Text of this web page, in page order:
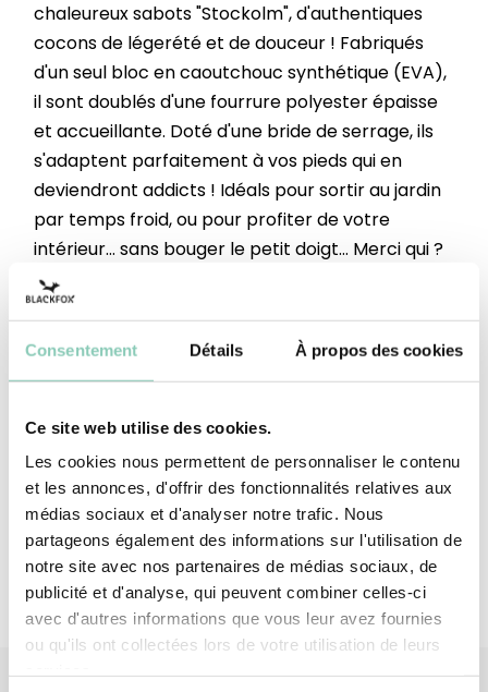
Consentement Détails À propos des cookies
Ce site web utilise des cookies.
Les cookies nous permettent de personnaliser le contenu
et les annonces, d'offrir des fonctionnalités relatives aux
médias sociaux et d'analyser notre trafic. Nous
partageons également des informations sur l'utilisation de
notre site avec nos partenaires de médias sociaux, de
publicité et d'analyse, qui peuvent combiner celles-ci
avec d'autres informations que vous leur avez fournies
ou qu'ils ont collectées lors de votre utilisation de leurs
chaleureux sabots "Stockolm", d'authentiques
cocons de légerété et de douceur ! Fabriqués
d'un seul bloc en caoutchouc synthétique (EVA),
il sont doublés d'une fourrure polyester épaisse
et accueillante. Doté d'une bride de serrage, ils
s'adaptent parfaitement à vos pieds qui en
deviendront addicts ! Idéals pour sortir au jardin
par temps froid, ou pour profiter de votre
intérieur... sans bouger le petit doigt... Merci qui ?
Hauteur Tige
Semelle extérieure-
Caoutchouc synthétique (à
Doublure tige Polyester (synthétique)